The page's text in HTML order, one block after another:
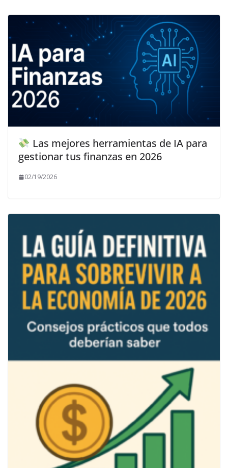
Las mejores herramientas de IA para
gestionar tus finanzas en 2026
02/19/2026